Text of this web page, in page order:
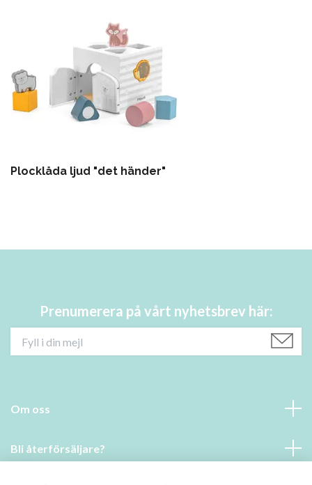
Plocklåda ljud "det händer"
Prenumerera på vårt nyhetsbrev här:
Om oss
Bli återförsäljare?